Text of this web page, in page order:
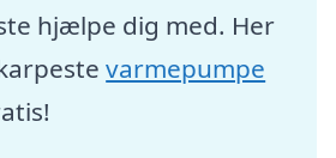
hjælpe dig med. Her
varmepumpe